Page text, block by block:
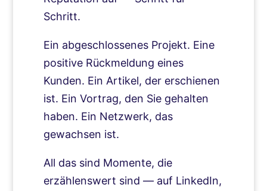
Schritt.
Ein abgeschlossenes Projekt. Eine
positive Rückmeldung eines
Kunden. Ein Artikel, der erschienen
ist. Ein Vortrag, den Sie gehalten
haben. Ein Netzwerk, das
gewachsen ist.
All das sind Momente, die
erzählenswert sind — auf LinkedIn,